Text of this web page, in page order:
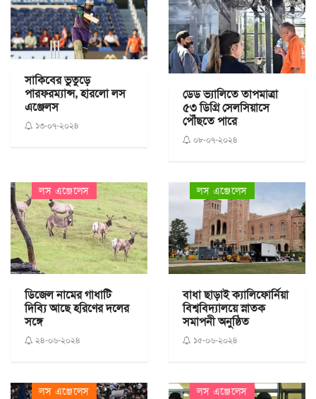
সাকিবের ভুতুড়ে
পারফরম্যান্স, হারলো লস
এঞ্জেলস
১৩-০৭-২০২৪
ডেড ভ্যালিতে তাপমাত্রা
৫৩ ডিগ্রি সেলসিয়াসে
পৌঁছতে পারে
০৮-০৭-২০২৪
লস এঞ্জেলেস
ডিজেল নামের গাধাটি
দিব্যি আছে হরিণের দলের
সঙ্গে
২৪-০৬-২০২৪
লস এঞ্জেলেস
বাধা ছাড়াই ক্যালিফোর্নিয়া
বিশ্ববিদ্যালয়ে স্নাতক
সমাপনী অনুষ্ঠিত
১৫-০৬-২০২৪
লস এঞ্জেলেস লস এঞ্জেলেস